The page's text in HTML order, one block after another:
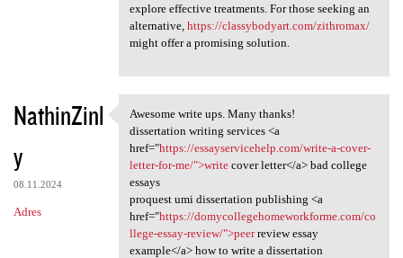
explore effective treatments. For those seeking an
alternative, https://classybodyart.com/zithromax/
might offer a promising solution.
NathinZinl
y
08.11.2024
Adres
Awesome write ups. Many
Awesome write ups. Many thanks!
dissertation writing services <a
href="https://essayservicehelp.com/write-a-cover-
letter-for-me/">writecover letter</a> bad college
essays
proquest umi dissertation publishing <a
href="https://domycollegehomeworkforme.com/co
llege-essay-review/">peerreview essay
example</a> how to write a dissertation